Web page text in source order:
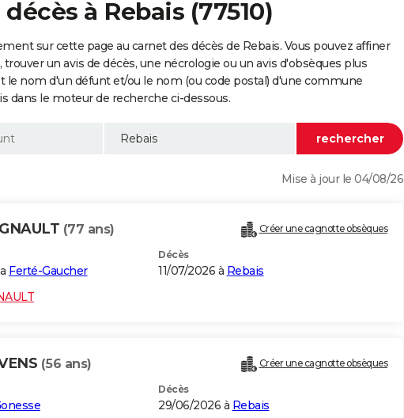
à Rebais (77510)
sur cette page au carnet des décès de Rebais. Vous pouvez affiner
un avis de décès, une nécrologie ou un avis d'obsèques plus
le nom d'un défunt et/ou le nom (ou code postal) d'une commune
dans le moteur de recherche ci-dessous.
Mise à jour le 04/08/26
(77 ans) Créer une cagnotte obsèques
Ferté-Gaucher
Décès
11/07/2026 à Rebais
(56 ans) Créer une cagnotte obsèques
Décès
29/06/2026 à Rebais